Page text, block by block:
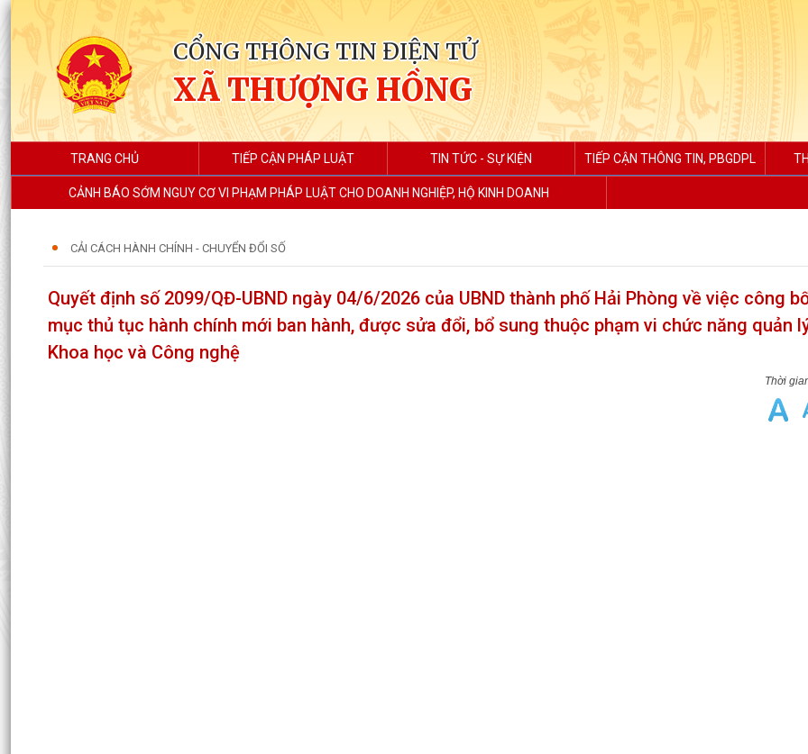
CỔNG THÔNG TIN ĐIỆN TỬ
XÃ THƯỢNG HỒNG
TRANG CHỦ TIẾP CẬN PHÁP LUẬT TIN TỨC - SỰ KIỆN TIẾP CẬN THÔNG TIN, PBGDPL
CẢNH BÁO SỚM NGUY CƠ VI PHẠM PHÁP LUẬT CHO DOANH NGHIỆP, HỘ KINH DOANH
CẢI CÁCH HÀNH CHÍNH - CHUYỂN ĐỔI SỐ
Quyết định số 2099/QĐ-UBND ngày 04/6/2026 của UBND thành phố Hải Phòng về việc công
mục thủ tục hành chính mới ban hành, được sửa đổi, bổ sung thuộc phạm vi chức năng quản
Khoa học và Công nghệ